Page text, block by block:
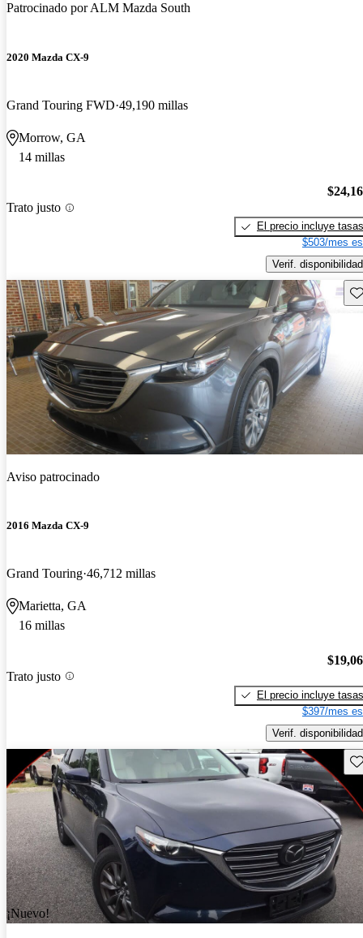
Patrocinado porALM Mazda South
2020 Mazda CX-9
Grand Touring FWD 49,190 millas
Morrow, GA
14 millas
Trato justo
El precio incluye tasas
$503/mes
Verif. disponibilidad
Aviso patrocinado
2016 Mazda CX-9
Grand Touring 46,712 millas
Marietta, GA
16 millas
Trato justo
El precio incluye tasas
$397/mes
Verif. disponibilidad
¡Nuevo!